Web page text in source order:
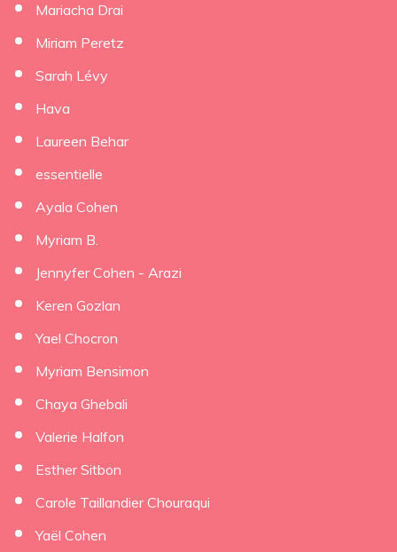
Mariacha Drai
Miriam Peretz
Sarah Lévy
Hava
Laureen Behar
essentielle
Ayala Cohen
Myriam B.
Jennyfer Cohen - Arazi
Keren Gozlan
Yael Chocron
Myriam Bensimon
Chaya Ghebali
Valerie Halfon
Esther Sitbon
Carole Taillandier Chouraqui
Yaël Cohen